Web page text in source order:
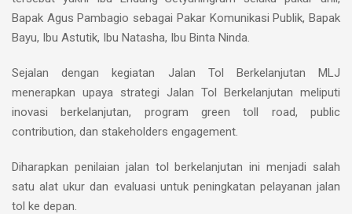
Bapak Agus Pambagio sebagai Pakar Komunikasi Publik, Bapak
Bayu, Ibu Astutik, Ibu Natasha, Ibu Binta Ninda.
Sejalan dengan kegiatan Jalan Tol Berkelanjutan MLJ
menerapkan upaya strategi Jalan Tol Berkelanjutan meliputi
inovasi berkelanjutan, program green toll road, public
contribution, dan stakeholders engagement.
Diharapkan penilaian jalan tol berkelanjutan ini menjadi salah
satu alat ukur dan evaluasi untuk peningkatan pelayanan jalan
tol ke depan.